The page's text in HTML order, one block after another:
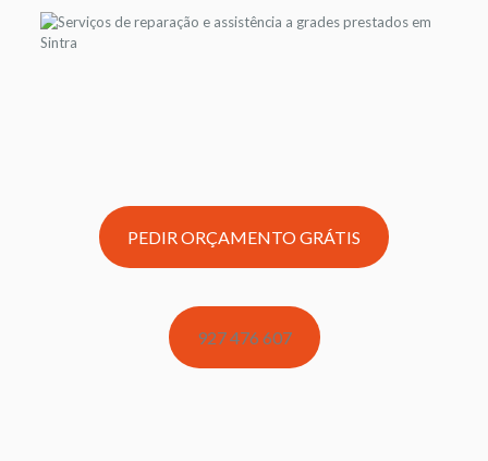
PEDIR ORÇAMENTO GRÁTIS
927 476 607